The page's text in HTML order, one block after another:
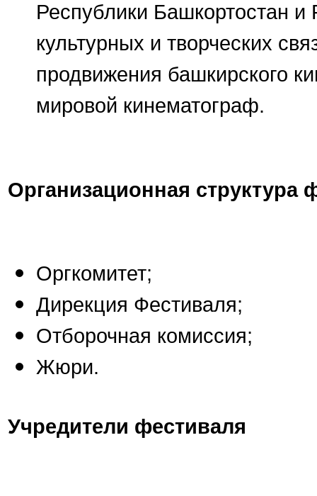
Республики Башкортостан
культурных и творческих
продвижения башкирского
мировой кинематограф.
Организационная структура
Оргкомитет;
Дирекция Фестиваля;
Отборочная комиссия;
Жюри.
Учредители фестиваля